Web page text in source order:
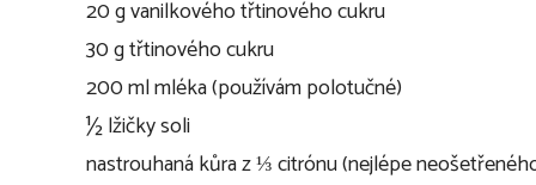
20 g vanilkového třtinového cukru
30 g třtinového cukru
200 ml mléka (používám polotučné)
½ lžičky soli
nastrouhaná kůra z ⅓ citrónu (nejlépe